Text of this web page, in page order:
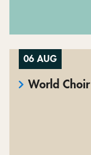
06 AUG
World